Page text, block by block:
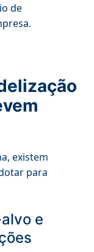
de
existem
para
e